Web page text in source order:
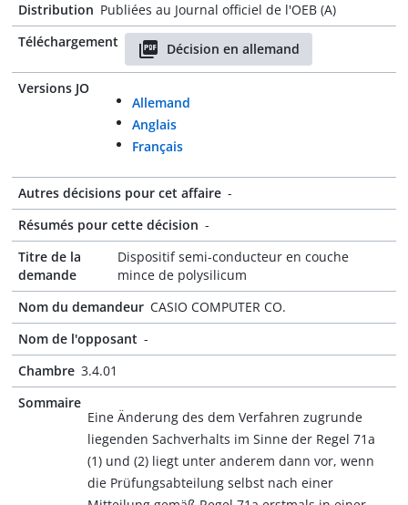
Distribution Publiées au Journal officiel de l'OEB (A)
Téléchargement
Décision en allemand
Versions JO
Allemand
Anglais
Français
Autres décisions pour cet affaire -
Résumés pour cette décision -
Titre de la
demande
Dispositif semi-conducteur en couche
mince de polysilicum
Nom du demandeur CASIO COMPUTER CO.
Nom de l'opposant -
Chambre 3.4.01
Sommaire
Eine Änderung des dem Verfahren zugrunde
liegenden Sachverhalts im Sinne der Regel 71a
(1) und (2) liegt unter anderem dann vor, wenn
die Prüfungsabteilung selbst nach einer